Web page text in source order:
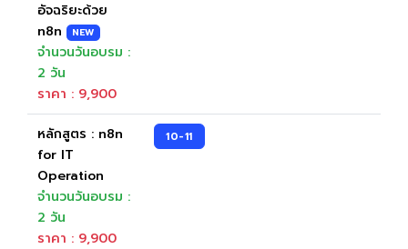
อัจฉริยะด้วย
n8n
NEW
จำนวนวันอบรม :
2 วัน
ราคา : 9,900
หลักสูตร : n8n
for IT
Operation
จำนวนวันอบรม :
2 วัน
ราคา : 9,900
10-11